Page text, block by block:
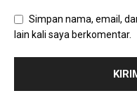
Simpan nama, email,
lain kali saya berkomentar.